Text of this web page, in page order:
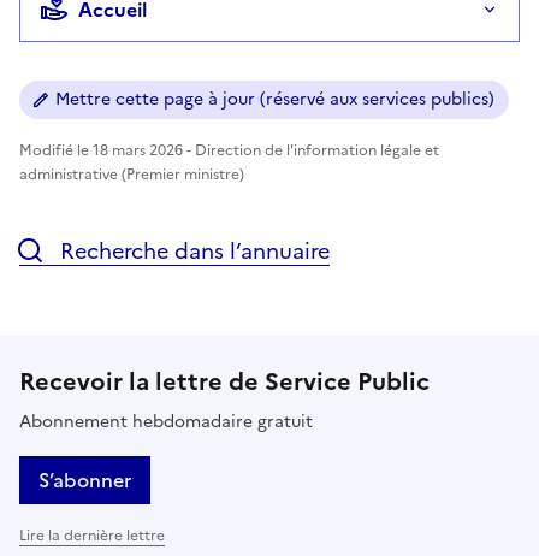
Accueil
Mettre cette page à jour (réservé aux services publics)
Modifié le 18 mars 2026 - Direction de l'information légale et
administrative (Premier ministre)
Recherche dans l’annuaire
Recevoir la lettre de Service Public
Abonnement hebdomadaire gratuit
S’abonner
Lire la dernière lettre